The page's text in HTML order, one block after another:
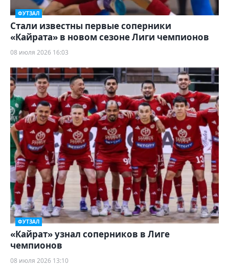
ФУТЗАЛ
Стали известны первые соперники
«Кайрата» в новом сезоне Лиги чемпионов
08 июля 2026 16:03
ФУТЗАЛ
«Кайрат» узнал соперников в Лиге
чемпионов
08 июля 2026 13:10